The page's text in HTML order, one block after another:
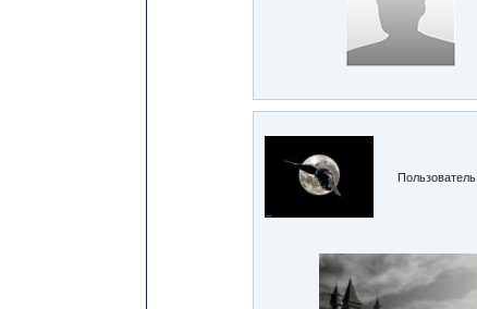
Пользователь